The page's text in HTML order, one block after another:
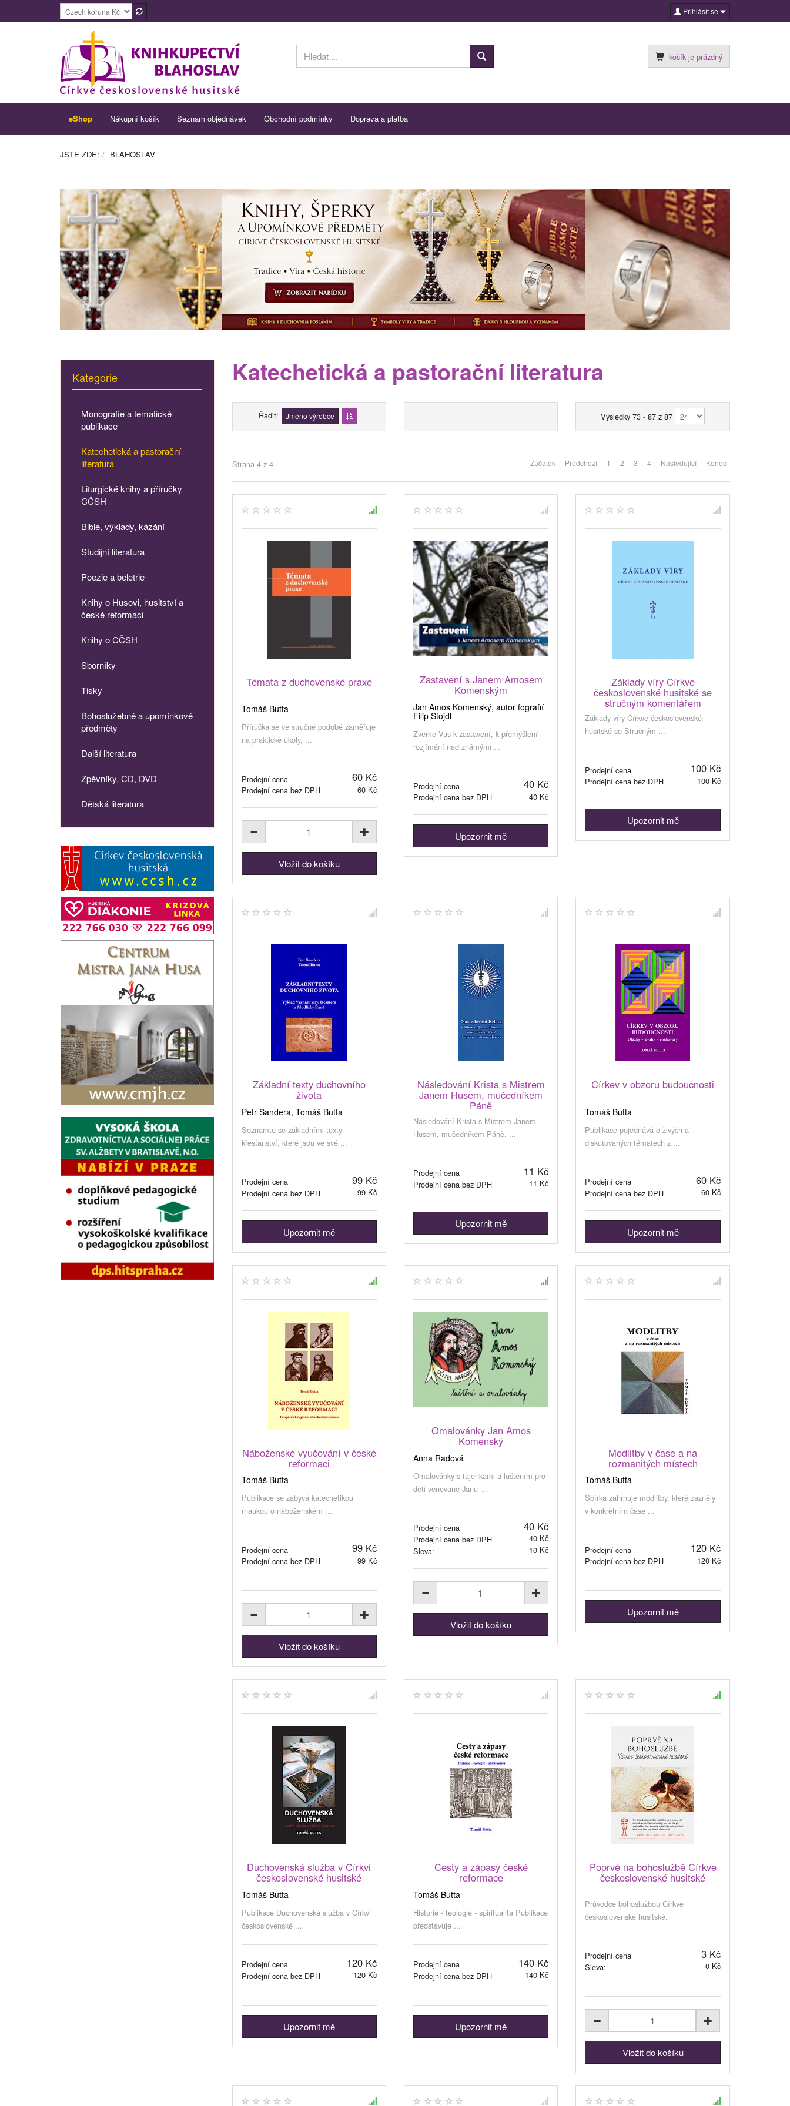
Přihlásit se
košík je prázdný
eShop Nákupní košík Seznam objednávek Obchodní podmínky Doprava a platba
JSTE ZDE: BLAHOSLAV
Katechetická a pastorační literatura
Řadit Jméno výrobce Výsledky 73 - 87 z 87
Strana 4 z 4 Začátek Předchozí 1 2 3 4 Následující Konec
Témata z duchovenské praxe
Tomáš Butta
Příručka se ve stručné podobě zaměřuje
na praktické úkoly, ...
Prodejní cena 60 Kč
Prodejní cena bez DPH 60 Kč
Zastavení s Janem Amosem
Komenským
Jan Amos Komenský, autor fografií
Filip Štojdl
Zveme Vás k zastavení, k přemýšlení i
rozjímání nad známými ...
Prodejní cena 40 Kč
Prodejní cena bez DPH 40 Kč
Upozornit mě
Základy víry Církve
československé husitské se
stručným komentářem
Základy víry Církve československé
husitské se Stručným ...
Prodejní cena 100 Kč
Prodejní cena bez DPH 100 Kč
Upozornit mě
Základní texty duchovního
života
Petr Šandera, Tomáš Butta
Seznamte se základními texty
křesťanství, které jsou ve své ...
Prodejní cena 99 Kč
Prodejní cena bez DPH 99 Kč
Upozornit mě
Následování Krista s Mistrem
Janem Husem, mučedníkem
Páně
Následování Krista s Mistrem Janem
Husem, mučedníkem Páně. ...
Prodejní cena 11 Kč
Prodejní cena bez DPH 11 Kč
Upozornit mě
Církev v obzoru budoucnosti
Tomáš Butta
Publikace pojednává o živých a
diskutovaných tématech z ...
Prodejní cena 60 Kč
Prodejní cena bez DPH 60 Kč
Upozornit mě
Náboženské vyučování v české
reformaci
Tomáš Butta
Publikace se zabývá katechetikou
(naukou o náboženském ...
Prodejní cena 99 Kč
Prodejní cena bez DPH 99 Kč
Omalovánky Jan Amos
Komenský
Anna Radová
Omalovánky s tajenkami a luštěním pro
děti věnované Janu ...
Prodejní cena 40 Kč
Prodejní cena bez DPH
40 Kč
Sleva:
-10 Kč
Modlitby v čase a na
rozmanitých místech
Tomáš Butta
Sbírka zahrnuje modlitby, které zazněly
v konkrétním čase ...
Prodejní cena 120 Kč
Prodejní cena bez DPH 120 Kč
Upozornit mě
Duchovenská služba v Církvi
československé husitské
Tomáš Butta
Publikace Duchovenská služba v Církvi
československé ...
Prodejní cena 120 Kč
Prodejní cena bez DPH 120 Kč
Upozornit mě
Cesty a zápasy české
reformace
Tomáš Butta
Historie - teologie - spiritualita Publikace
představuje ...
Prodejní cena 140 Kč
Prodejní cena bez DPH 140 Kč
Upozornit mě
Poprvé na bohoslužbě Církve
československé husitské
Průvodce bohoslužbou Církve
československé husitské.
Prodejní cena 3 Kč
Sleva: 0 Kč
Kategorie
Monografie a tematické
publikace
Katechetická a pastorační
literatura
Liturgické knihy a příručky
CČSH
Bible, výklady, kázání
Studijní literatura
Poezie a beletrie
Knihy o Husovi, husitství a
české reformaci
Knihy o CČSH
Sborníky
Tisky
Bohoslužebné a upomínkové
předměty
Další literatura
Zpěvníky, CD, DVD
Dětská literatura